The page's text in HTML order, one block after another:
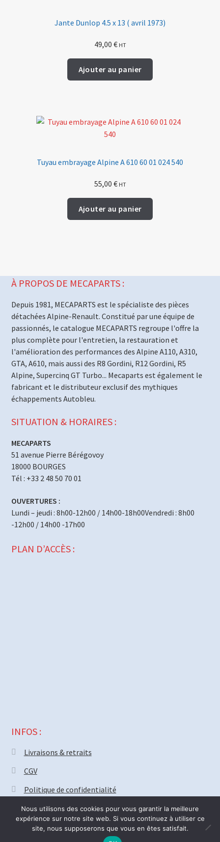
Nous serons fermé vendredi 31 Juillet pour deux semaines. Bonnes
Jante Dunlop 4.5 x 13 ( avril 1973)
49,00 € HT
Ajouter au panier
Tuyau embrayage Alpine A 610 60 01 024 540
55,00 € HT
Ajouter au panier
À PROPOS DE MECAPARTS :
Depuis 1981, MECAPARTS est le spécialiste des pièces
détachées Alpine-Renault. Constitué par une équipe de
passionnés, le catalogue MECAPARTS regroupe l'offre la
plus complète pour l'entretien, la restauration et
l'amélioration des performances des Alpine A110, A310,
GTA, A610, mais aussi des R8 Gordini, R12 Gordini, R5
Alpine, Supercinq GT Turbo... Mecaparts est également le
fabricant et le distributeur exclusif des mythiques
échappements Autobleu.
SITUATION & HORAIRES :
MECAPARTS
51 avenue Pierre Bérégovoy
18000 BOURGES
Tél : +33 2 48 50 70 01
OUVERTURES :
Lundi – jeudi : 8h00-12h00 / 14h00-18h00Vendredi : 8h00
-12h00 / 14h00 -17h00
PLAN D’ACCÈS :
INFOS :
Livraisons & retraits
CGV
Politique de confidentialité
© MECAPARTS 2021 ~ création siteWeb18.net
Nous utilisons des cookies pour vous garantir la meilleure
expérience sur notre site web. Si vous continuez à utiliser ce
site, nous supposerons que vous en êtes satisfait.